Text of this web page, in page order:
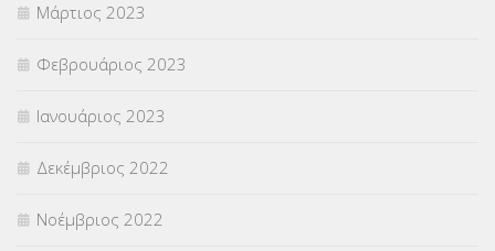
Μάρτιος 2023
Φεβρουάριος 2023
Ιανουάριος 2023
Δεκέμβριος 2022
Νοέμβριος 2022